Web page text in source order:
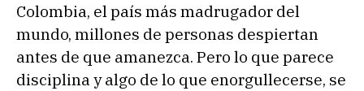
Colombia, el país más madrugador del
mundo, millones de personas despiertan
antes de que amanezca. Pero lo que parece
disciplina y algo de lo que enorgullecerse, se